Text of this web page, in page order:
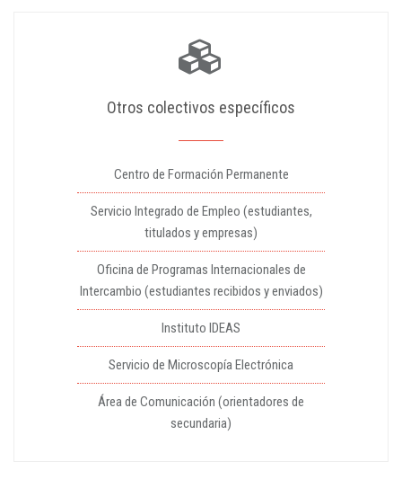
Otros colectivos específicos
Centro de Formación Permanente
Servicio Integrado de Empleo (estudiantes,
titulados y empresas)
Oficina de Programas Internacionales de
Intercambio (estudiantes recibidos y enviados)
Instituto IDEAS
Servicio de Microscopía Electrónica
Área de Comunicación (orientadores de
secundaria)